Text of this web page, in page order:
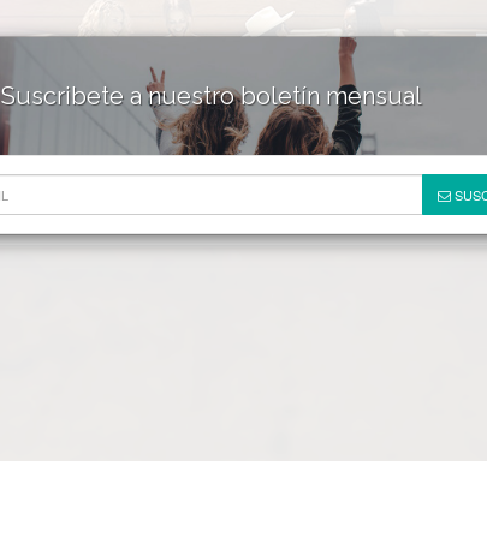
HOTELES & RESORTS
Suscribete a nuestro boletín mensual